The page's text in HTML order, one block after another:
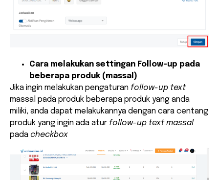
Cara melakukan settingan Follow-up pada
beberapa produk (massal)
Jika ingin melakukan pengaturan follow-up text
massal pada produk beberapa produk yang anda
miliki, anda dapat melakukannya dengan cara centang
produk yang ingin ada atur follow-up text massal
pada checkbox